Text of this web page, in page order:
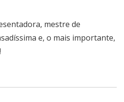
mestre de
e, o mais importante,